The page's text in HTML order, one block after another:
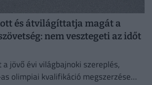
és átvilágíttatja magát a
nem vesztegeti az időt
jövő évi világbajnoki szereplés,
olimpiai kvalifikáció megszerzése